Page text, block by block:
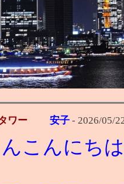
ワー 安子 - 2026/05/
こんにち